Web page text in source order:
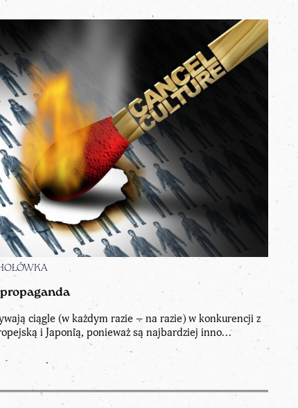
ciągle (w każdym razie – na razie) w konkurencji z
i Japonią, ponieważ są najbardziej inno...